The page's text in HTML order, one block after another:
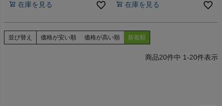
在庫を見る 在庫を見る
並び替え 価格が安い順 価格が高い順 新着順
20件中 1-20件表示